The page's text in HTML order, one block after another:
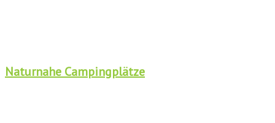
Naturnahe Campingplätze